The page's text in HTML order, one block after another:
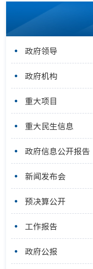
政府领导
政府机构
重大项目
重大民生信息
政府信息公开报告
新闻发布会
预决算公开
工作报告
政府公报